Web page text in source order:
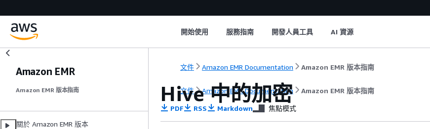
開始使用 服務指南 開發人員工具 AI 資源
Amazon EMR
Amazon EMR 版本指南
關於 Amazon EMR 版本
文件 Amazon EMR Documentation Amazon EMR 版本指南
文件 Amazon EMR Documentation Amazon EMR 版本指南
Hive 中的加密
PDF RSS Markdown 焦點模式